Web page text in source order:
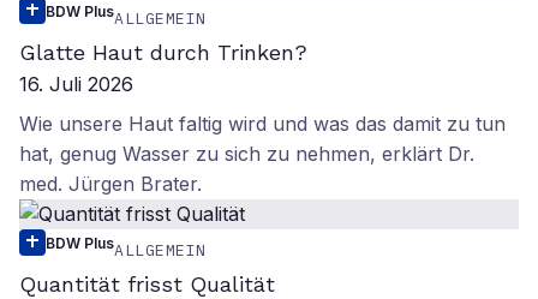
BDW PlusALLGEMEIN
Glatte Haut durch Trinken?
16. Juli 2026
Wie unsere Haut faltig wird und was das damit zu tun
hat, genug Wasser zu sich zu nehmen, erklärt Dr.
med. Jürgen Brater.
BDW PlusALLGEMEIN
Quantität frisst Qualität